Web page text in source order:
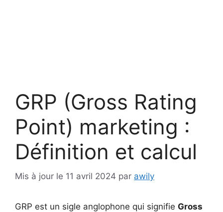
GRP (Gross Rating
Point) marketing :
Définition et calcul
Mis à jour le 11 avril 2024 par awily
GRP est un sigle anglophone qui signifie Gross